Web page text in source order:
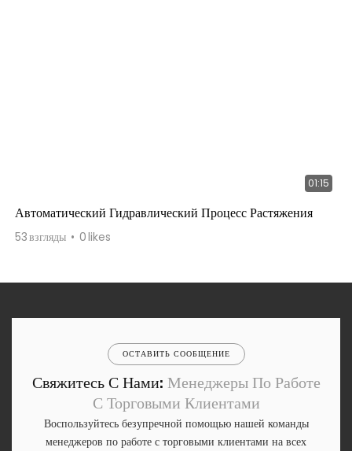
01:15
Автоматический Гидравлический Процесс Растяжения
53взгляды 0likes
ОСТАВИТЬ СООБЩЕНИЕ
Свяжитесь С Нами: Менеджеры По Работе
С Торговыми Клиентами
Воспользуйтесь безупречной помощью нашей команды
менеджеров по работе с торговыми клиентами на всех